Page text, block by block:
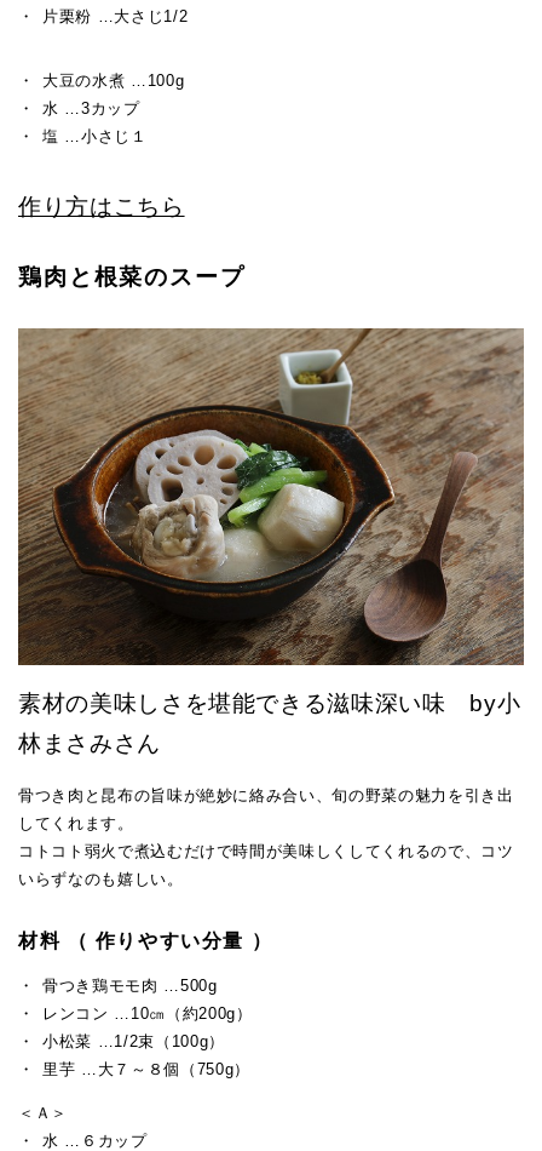
片栗粉 …大さじ1/2
大豆の水煮 …100g
水 …3カップ
塩 …小さじ１
作り方はこちら
鶏肉と根菜のスープ
素材の美味しさを堪能できる滋味深い味 by小
林まさみさん
骨つき肉と昆布の旨味が絶妙に絡み合い、旬の野菜の魅力を引き出
してくれます。
コトコト弱火で煮込むだけで時間が美味しくしてくれるので、コツ
いらずなのも嬉しい。
材料 （ 作りやすい分量 ）
骨つき鶏モモ肉 …500g
レンコン …10㎝（約200g）
小松菜 …1/2束（100g）
里芋 …大７～８個（750g）
＜Ａ＞
水 …６カップ